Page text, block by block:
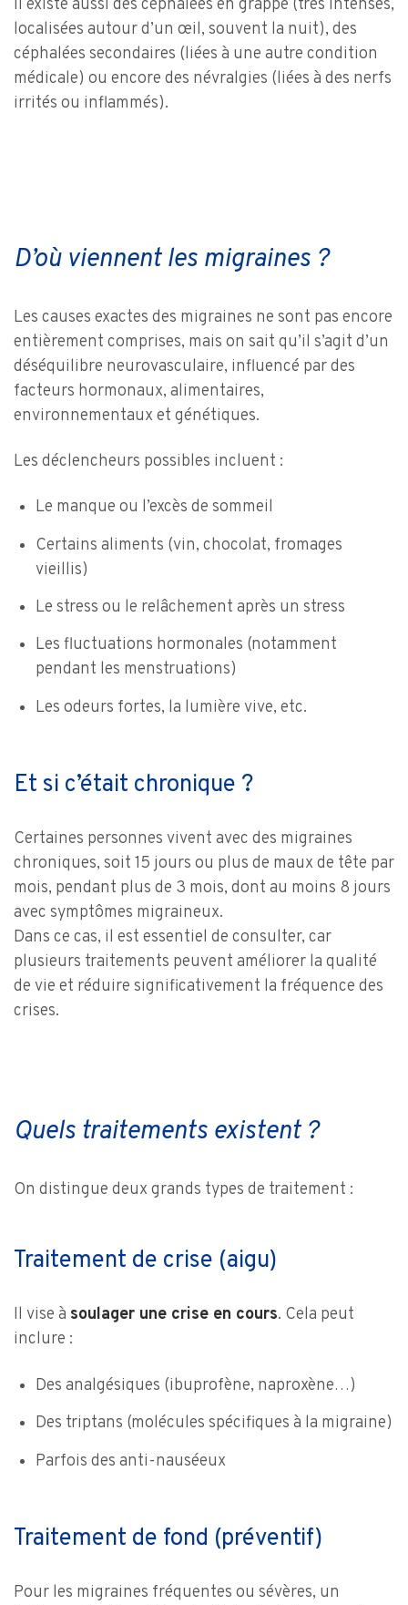
Il existe aussi des céphalées en grappe (très intenses,
localisées autour d’un œil, souvent la nuit), des
céphalées secondaires (liées à une autre condition
médicale) ou encore des névralgies (liées à des nerfs
irrités ou inflammés).
D’où viennent les migraines ?
Les causes exactes des migraines ne sont pas encore
entièrement comprises, mais on sait qu’il s’agit d’un
déséquilibre neurovasculaire, influencé par des
facteurs hormonaux, alimentaires,
environnementaux et génétiques.
Les déclencheurs possibles incluent :
Le manque ou l’excès de sommeil
Certains aliments (vin, chocolat, fromages
vieillis)
Le stress ou le relâchement après un stress
Les fluctuations hormonales (notamment
pendant les menstruations)
Les odeurs fortes, la lumière vive, etc.
Et si c’était chronique ?
Certaines personnes vivent avec des migraines
chroniques, soit 15 jours ou plus de maux de tête par
mois, pendant plus de 3 mois, dont au moins 8 jours
avec symptômes migraineux.
Dans ce cas, il est essentiel de consulter, car
plusieurs traitements peuvent améliorer la qualité
de vie et réduire significativement la fréquence des
crises.
Quels traitements existent ?
On distingue deux grands types de traitement :
Traitement de crise (aigu)
Il vise à soulager une crise en cours. Cela peut
inclure :
Des analgésiques (ibuprofène, naproxène…)
Des triptans (molécules spécifiques à la migraine)
Parfois des anti-nauséeux
Traitement de fond (préventif)
Pour les migraines fréquentes ou sévères, un